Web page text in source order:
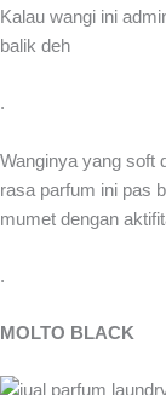
Kalau wangi ini
balik deh
.
Wanginya yang soft
rasa parfum ini pas
mumet dengan
.
MOLTO BLACK